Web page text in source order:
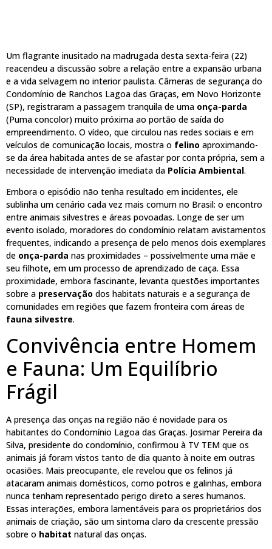
Um flagrante inusitado na madrugada desta sexta-feira (22)
reacendeu a discussão sobre a relação entre a expansão urbana
e a vida selvagem no interior paulista. Câmeras de segurança do
Condomínio de Ranchos Lagoa das Graças, em Novo Horizonte
(SP), registraram a passagem tranquila de uma onça-parda
(Puma concolor) muito próxima ao portão de saída do
empreendimento. O vídeo, que circulou nas redes sociais e em
veículos de comunicação locais, mostra o felino aproximando-
se da área habitada antes de se afastar por conta própria, sem a
necessidade de intervenção imediata da Polícia Ambiental.
Embora o episódio não tenha resultado em incidentes, ele
sublinha um cenário cada vez mais comum no Brasil: o encontro
entre animais silvestres e áreas povoadas. Longe de ser um
evento isolado, moradores do condomínio relatam avistamentos
frequentes, indicando a presença de pelo menos dois exemplares
de onça-parda nas proximidades – possivelmente uma mãe e
seu filhote, em um processo de aprendizado de caça. Essa
proximidade, embora fascinante, levanta questões importantes
sobre a preservação dos habitats naturais e a segurança de
comunidades em regiões que fazem fronteira com áreas de
fauna silvestre.
Convivência entre Homem
e Fauna: Um Equilíbrio
Frágil
A presença das onças na região não é novidade para os
habitantes do Condomínio Lagoa das Graças. Josimar Pereira da
Silva, presidente do condomínio, confirmou à TV TEM que os
animais já foram vistos tanto de dia quanto à noite em outras
ocasiões. Mais preocupante, ele revelou que os felinos já
atacaram animais domésticos, como potros e galinhas, embora
nunca tenham representado perigo direto a seres humanos.
Essas interações, embora lamentáveis para os proprietários dos
animais de criação, são um sintoma claro da crescente pressão
sobre o habitat natural das onças.